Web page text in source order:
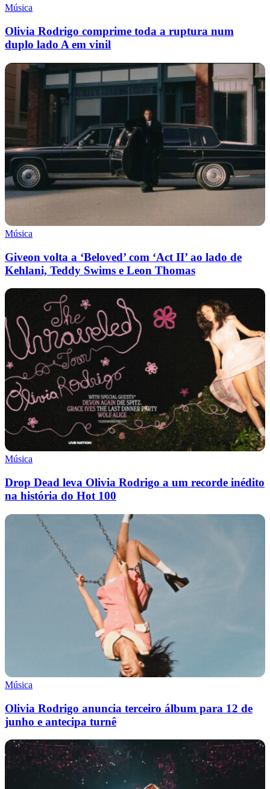
Música
Olivia Rodrigo comprime toda a ruptura num
duplo lado A em vinil
Música
Giveon volta a ‘Beloved’ com ‘Act II’ ao lado de
Kehlani, Teddy Swims e Leon Thomas
Música
Drop Dead leva Olivia Rodrigo a um recorde inédito
na história do Hot 100
Música
Olivia Rodrigo anuncia terceiro álbum para 12 de
junho e antecipa turnê